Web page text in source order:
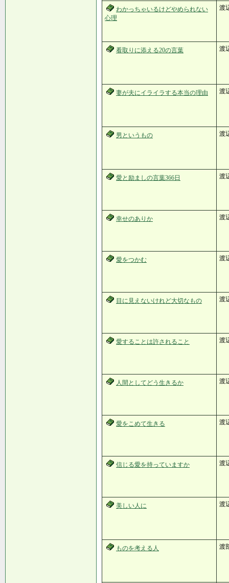
わかっちゃいるけどやめられない
心理
渡
看取りに添える20の言葉 渡
妻が夫にイライラする本当の理由 渡
男というもの 渡
愛と励ましの言葉366日 渡
幸せのありか 渡
愛をつかむ 渡
目に見えないけれど大切なもの 渡
愛することは許されること 渡
人間としてどう生きるか 渡
愛をこめて生きる 渡
信じる愛を持っていますか 渡
美しい人に 渡
ものを考える人 渡